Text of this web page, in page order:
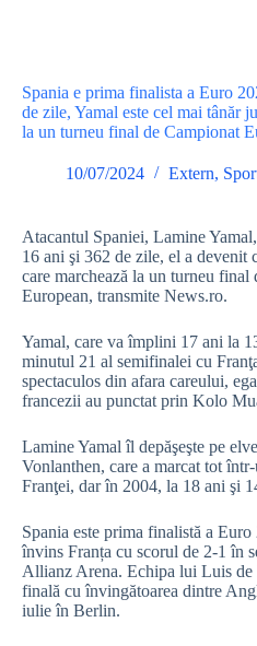
Spania e prima finalista a Euro
de zile, Yamal este cel mai tânăr
la un turneu final de Campionat
10/07/2024 Extern,
Atacantul Spaniei, Lamine
16 ani şi 362 de zile, el a devenit
care marchează la un turneu final
European, transmite News.ro.
Yamal, care va împlini 17 ani la
minutul 21 al semifinalei cu
spectaculos din afara careului,
francezii au punctat prin Kolo
Lamine Yamal îl depăşeşte pe
Vonlanthen, care a marcat tot
Franţei, dar în 2004, la 18 ani şi
Spania este prima finalistă a Euro
învins Franța cu scorul de 2-1 în
Allianz Arena. Echipa lui Luis de
finală cu învingătoarea dintre
iulie în Berlin.